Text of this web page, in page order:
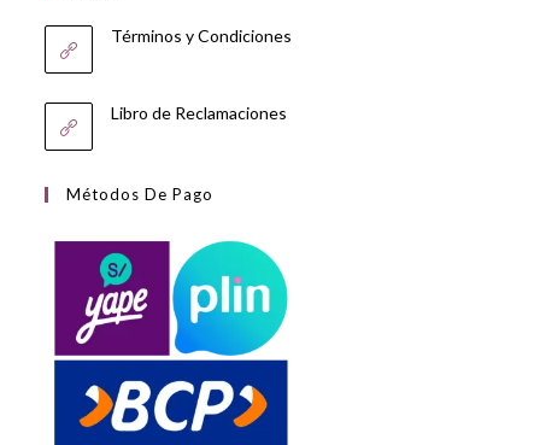
Términos y Condiciones
Libro de Reclamaciones
Métodos De Pago